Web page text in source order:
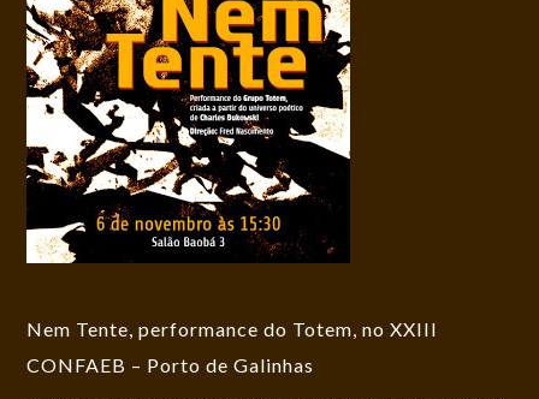
Nem Tente, performance do Totem, no XXIII
CONFAEB – Porto de Galinhas